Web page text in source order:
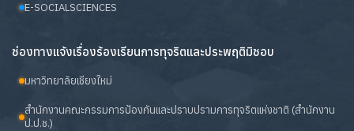
E-SOCIALSCIENCES
ช่องทางแจ้งเรื่องร้องเรียนการทุจริตและประพฤติมิชอบ
มหาวิทยาลัยเชียงใหม่
สำนักงานคณะกรรมการป้องกันและปราบปรามการทุจริตแห่งชาติ (สำนักงาน
ป.ป.ช.)